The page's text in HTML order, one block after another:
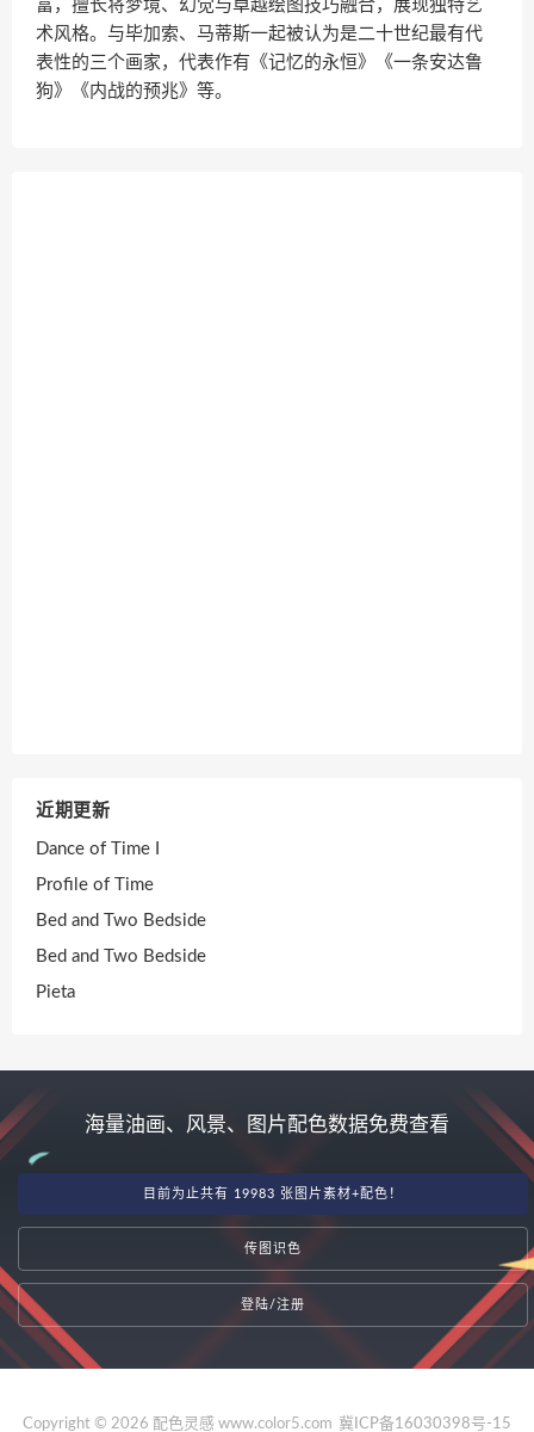
富，擅长将梦境、幻觉与卓越绘图技巧融合，展现独特艺
术风格。与毕加索、马蒂斯一起被认为是二十世纪最有代
表性的三个画家，代表作有《记忆的永恒》《一条安达鲁
狗》《内战的预兆》等。
近期更新
Dance of Time I
Profile of Time
Bed and Two Bedside
Bed and Two Bedside
Pieta
海量油画、风景、图片配色数据免费查看
目前为止共有 19983 张图片素材+配色！
传图识色
登陆/注册
Copyright © 2026 配色灵感 www.color5.com 冀ICP备16030398号-15